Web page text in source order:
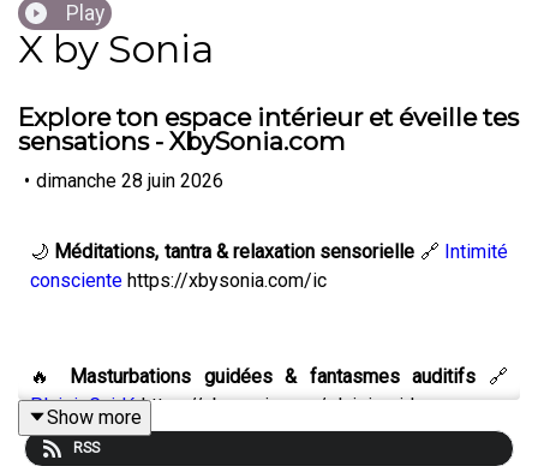
Play
X by Sonia
Explore ton espace intérieur et éveille tes
sensations - XbySonia.com
• dimanche 28 juin 2026
🌙 Méditations, tantra & relaxation sensorielle 🔗 Intimité
consciente https://xbysonia.com/ic
🔥 Masturbations guidées & fantasmes auditifs 🔗
Plaisir Guidéhttps://xbysonia.com/plaisirguide
Show more
RSS